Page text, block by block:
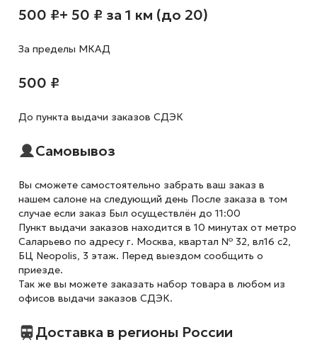
500 ₽+ 50 ₽ за 1 км (до 20)
За пределы МКАД
500 ₽
До пункта выдачи заказов СДЭК
Самовывоз
Вы сможете самостоятельно забрать ваш заказ в
нашем салоне на следующий день После заказа в том
случае если заказ Был осуществлён до 11:00
Пункт выдачи заказов находится в 10 минутах от метро
Саларьево по адресу г. Москва, квартал № 32, вл16 с2,
БЦ Neopolis, 3 этаж. Перед выездом сообщить о
приезде.
Так же вы можете заказать набор товара в любом из
офисов выдачи заказов СДЭК.
Доставка в регионы России